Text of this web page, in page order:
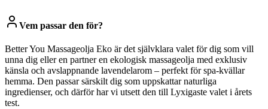
Vem passar den för?
Better You Massageolja Eko är det självklara valet för dig som vill
unna dig eller en partner en ekologisk massageolja med exklusiv
känsla och avslappnande lavendelarom – perfekt för spa-kvällar
hemma. Den passar särskilt dig som uppskattar naturliga
ingredienser, och därför har vi utsett den till Lyxigaste valet i årets
test.